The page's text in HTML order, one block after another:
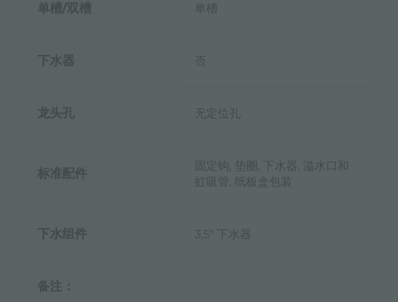
单槽/双槽 单槽
下水器 否
龙头孔 无定位孔
标准配件
固定钩, 垫圈, 下水器, 溢水口和
虹吸管, 纸板盒包装
下水组件 3,5" 下水器
备注：